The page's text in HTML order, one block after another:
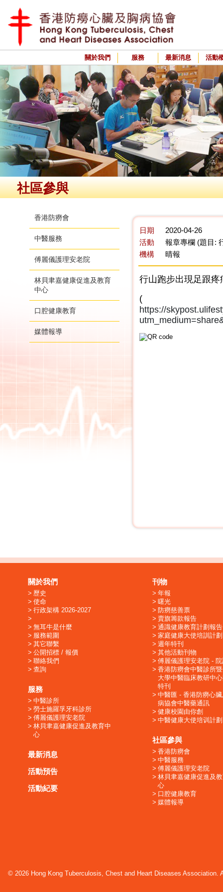
關於我們 服務 最新消息 活動
社區參與
香港防癆會
中醫服務
傅麗儀護理安老院
林貝聿嘉健康促進及教育
中心
口腔健康教育
媒體報導
日期
2020-04-26
活動
報章專欄 (題目:
機構
晴報
行山跑步出現足跟
(
https://
關於我們
歷史
使命
行政架構 2026-2027
無耳牛是什麼
服務範圍
其它聯繫
公開招標 / 報價
聯絡我們
查詢
服務
中醫診所
勞士施羅孚牙科診所
傅麗儀護理安老院
林貝聿嘉健康促進及教育中
心
最新消息
活動預告
活動紀要
刊物
年報
曙光
防癆慈善票
賣旗籌款報告
通識健康教育計劃報告
家庭健康大使培訓計劃
週年特刊
其他活動刊物
傅麗儀護理安老院 -
香港防癆會中醫診所
大學中醫臨床教研中
特刊
中醫匯 - 香港防癆心
病協會中醫藥通訊
健康校園由你創
中醫健康大使培训計劃
社區參與
香港防癆會
中醫服務
傅麗儀護理安老院
林貝聿嘉健康促進及
心
口腔健康教育
媒體報導
© 2026 Hong Kong Tuberculosis, Chest and Heart Diseases Association.